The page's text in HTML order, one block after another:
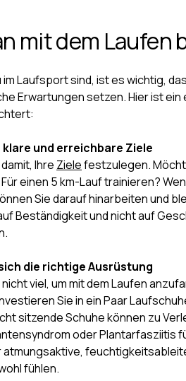
mit dem Laufen
im Laufsport sind, ist es wichtig,
Erwartungen setzen. Hier ist
klare und erreichbare Ziele
Ihre Zielefestzulegen.
einen 5 km-Lauf trainieren?
Sie darauf hinarbeiten und
Beständigkeit und nicht auf
die richtige Ausrüstung
viel, um mit dem Laufen
Sie in ein Paar
sitzende Schuhe können zu
oder Plantarfasziitis
fühlen.